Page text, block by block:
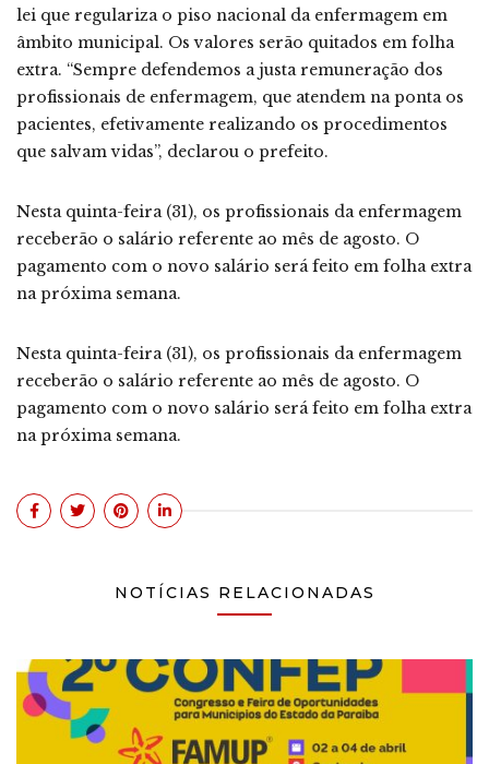
lei que regulariza o piso nacional da enfermagem em
âmbito municipal. Os valores serão quitados em folha
extra. “Sempre defendemos a justa remuneração dos
profissionais de enfermagem, que atendem na ponta os
pacientes, efetivamente realizando os procedimentos
que salvam vidas”, declarou o prefeito.
Nesta quinta-feira (31), os profissionais da enfermagem
receberão o salário referente ao mês de agosto. O
pagamento com o novo salário será feito em folha extra
na próxima semana.
Nesta quinta-feira (31), os profissionais da enfermagem
receberão o salário referente ao mês de agosto. O
pagamento com o novo salário será feito em folha extra
na próxima semana.
NOTÍCIAS RELACIONADAS